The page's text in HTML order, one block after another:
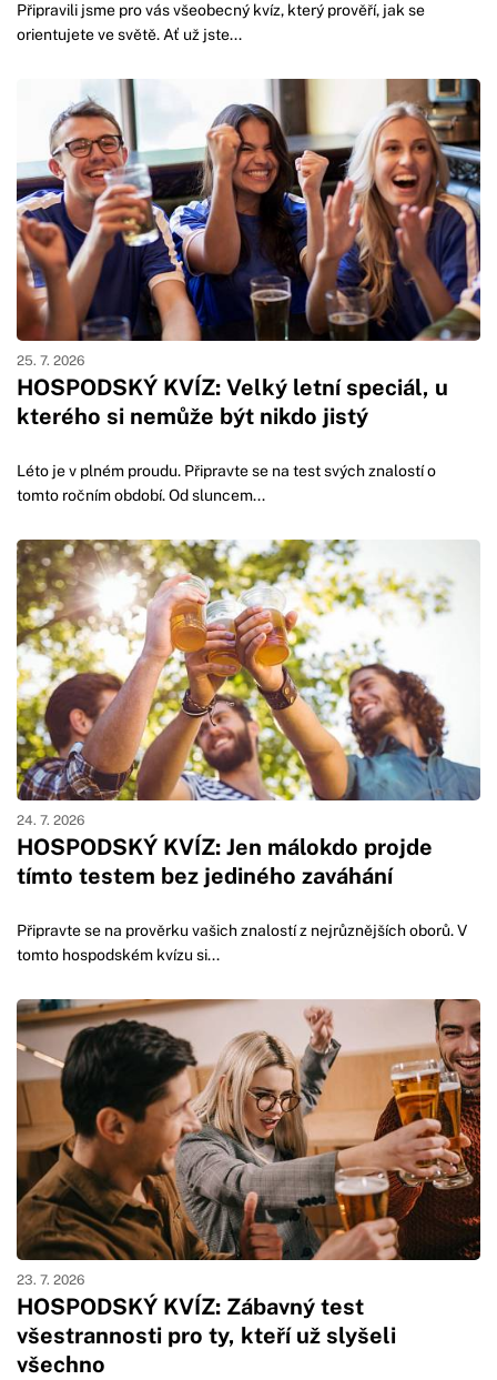
Připravili jsme pro vás všeobecný kvíz, který prověří, jak se
orientujete ve světě. Ať už jste...
HOSPODSKÝ KVÍZ: Velký letní speciál, u
kterého si nemůže být nikdo jistý
25. 7. 2026
Léto je v plném proudu. Připravte se na test svých znalostí o
tomto ročním období. Od sluncem...
HOSPODSKÝ KVÍZ: Jen málokdo projde
tímto testem bez jediného zaváhání
24. 7. 2026
Připravte se na prověrku vašich znalostí z nejrůznějších oborů. V
tomto hospodském kvízu si...
HOSPODSKÝ KVÍZ: Zábavný test
všestrannosti pro ty, kteří už slyšeli
všechno
23. 7. 2026